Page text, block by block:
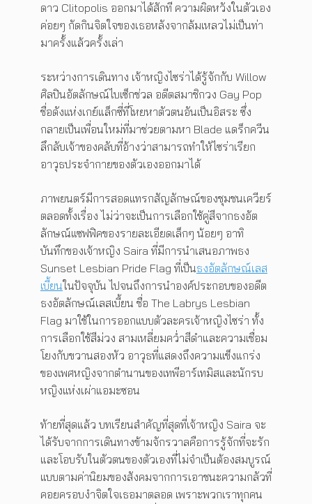
ดาว Clitopolis ออกมาได้สักที ความผิดหวังในตัวเอง
ค่อยๆ กัดกินจิตใจของเธอหลังจากล้มเหลวไม่เป็นท่า
มาครั้งแล้วครั้งเล่า
ระหว่างการเดินทาง เจ้าหญิงไซร่าได้รู้จักกับ Willow
ศิลปินอัตลักษณ์ไบเซ็กช่วล อดีตสมาชิกวง Gay Pop
ชื่อดังแห่งเกย์แล็กซี่ที่โหยหาตัวตนอันเป็นอิสระ ซึ่ง
กลายเป็นเพื่อนใหม่ที่มาช่วยตามหา Blade แดร็กควีน
ลึกลับเจ้าของคลับที่อ้างว่าสามารถทำให้ไซร่าเรียก
อาวุธประจำกายของตัวเองออกมาได้
ภาพยนตร์มีการสอดแทรกสัญลักษณ์ของชุมชนเควียร์
ตลอดทั้งเรื่อง ไม่ว่าจะเป็นการเลือกใช้คู่สีจากธงอัต
ลักษณ์แซฟฟิคของรายละเอียดเล็กๆ น้อยๆ อาทิ
บันทึกของเจ้าหญิง Saira ที่มีการนำเสนอภาพธง
Sunset Lesbian Pride Flag ที่เป็นธงอัตลักษณ์เลส
เบี้ยนในปัจจุบัน ไปจนถึงการนำองค์ประกอบของอดีต
ธงอัตลักษณ์เลสเบี้ยน ชื่อ The Labrys Lesbian
Flag มาใช้ในการออกแบบตัวละครเจ้าหญิงไซร่า ทั้ง
การเลือกใช้สีม่วง สามเหลี่ยมคว่ำสีดำและความเชื่อม
โยงกับขวานสองหัว อาวุธที่แสดงถึงความแข็งแกร่ง
ของเพศหญิงจากตำนานของเทพีอาร์เทมิสและนักรบ
หญิงแห่งเผ่าแอมะซอน
ท้ายที่สุดแล้ว บทเรียนสำคัญที่สุดที่เจ้าหญิง Saira จะ
ได้รับจากการเดินทางข้ามจักรวาลคือการรู้จักที่จะรัก
และโอบรับในตัวตนของตัวเองที่ไม่จำเป็นต้องสมบูรณ์
แบบตามค่านิยมของสังคมจากการเอาชนะความกลัวที่
คอยครอบงำจิตใจเธอมาตลอด เพราะพวกเราทุกคน